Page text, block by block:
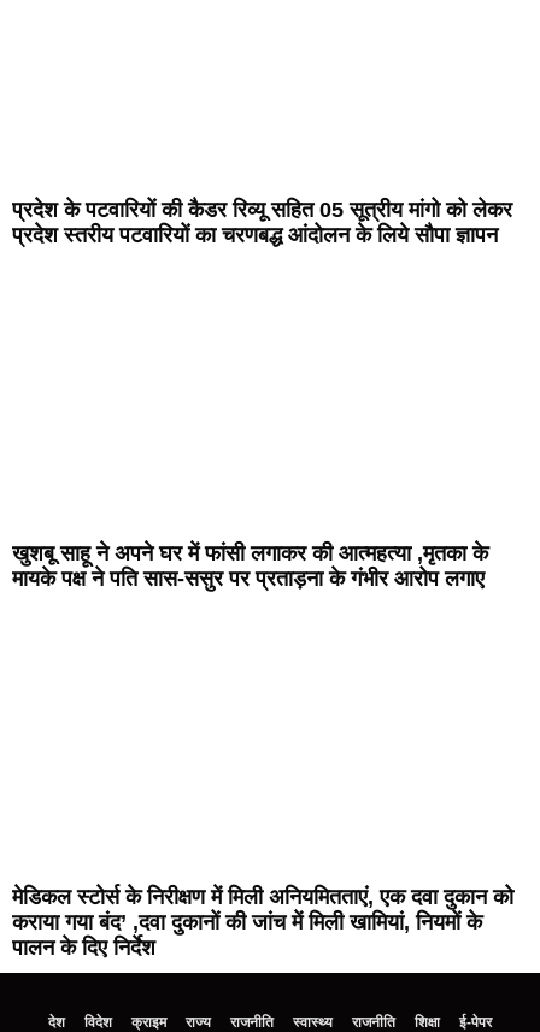
प्रदेश के पटवारियों की कैडर रिव्यू सहित 05 सूत्रीय मांगो को लेकर
प्रदेश स्तरीय पटवारियों का चरणबद्ध आंदोलन के लिये सौपा ज्ञापन
खुशबू साहू ने अपने घर में फांसी लगाकर की आत्महत्या ,मृतका के
मायके पक्ष ने पति सास-ससुर पर प्रताड़ना के गंभीर आरोप लगाए
मेडिकल स्टोर्स के निरीक्षण में मिली अनियमितताएं, एक दवा दुकान को
कराया गया बंद’ ,दवा दुकानों की जांच में मिली खामियां, नियमों के
पालन के दिए निर्देश
देश विदेश क्राइम राज्य राजनीति स्वास्थ्य राजनीति शिक्षा ई-पेपर